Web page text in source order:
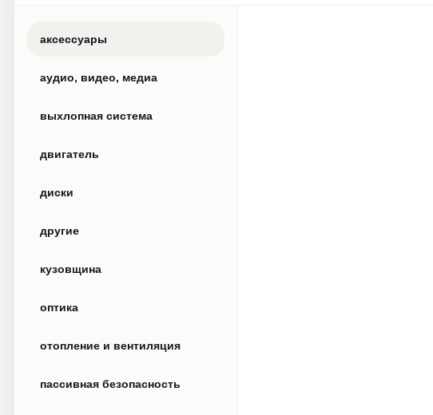
аксессуары
аудио, видео, медиа
выхлопная система
двигатель
диски
другие
кузовщина
оптика
отопление и вентиляция
пассивная безопасность